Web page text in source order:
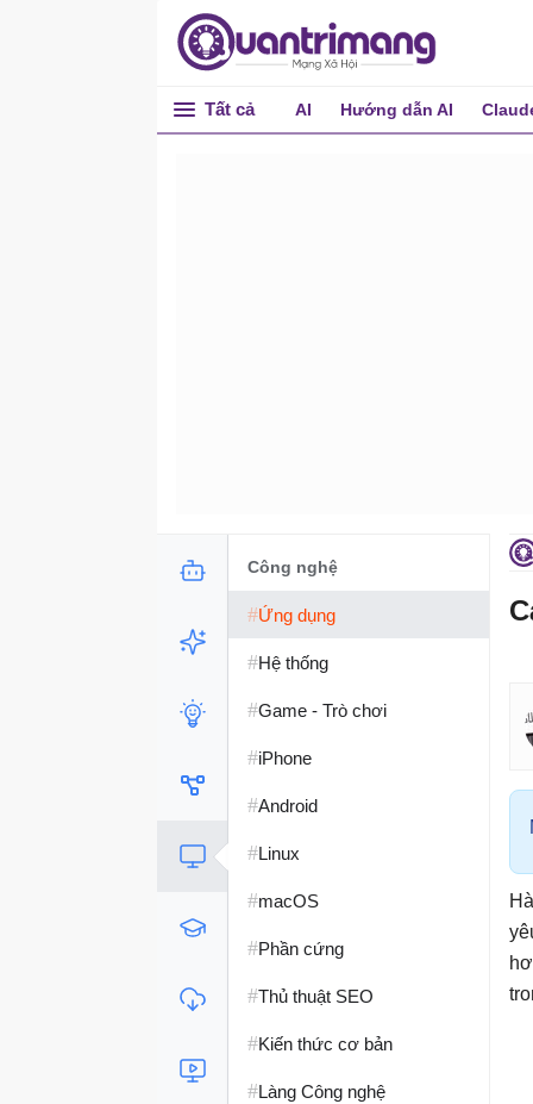
Tất cả AI Hướng dẫn AI
Công nghệ
#Ứng dụng
#Hệ thống
#Game - Trò chơi
#iPhone
#Android
#Linux
#macOS
#Phần cứng
#Thủ thuật SEO
#Kiến thức cơ bản
#Làng Công nghệ